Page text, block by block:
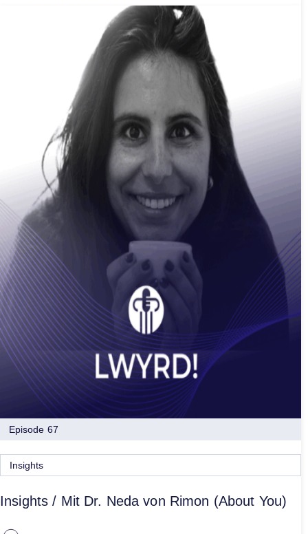
Episode 67
Insights
Insights / Mit Dr. Neda von Rimon (About You)